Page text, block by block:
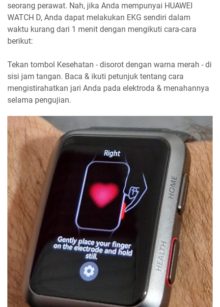
seorang perawat. Nah, jika Anda mempunyai HUAWEI
WATCH D, Anda dapat melakukan EKG sendiri dalam
waktu kurang dari 1 menit dengan mengikuti cara-cara
berikut:
Tekan tombol Kesehatan - disorot dengan warna merah - di
sisi jam tangan. Baca & ikuti petunjuk tentang cara
mengistirahatkan jari Anda pada elektroda & menahannya
selama pengujian.